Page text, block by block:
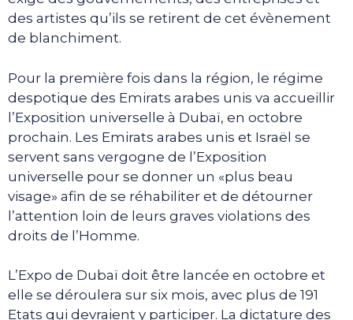
des artistes qu’ils se retirent de cet évènement
de blanchiment.
Pour la première fois dans la région, le régime
despotique des Emirats arabes unis va accueillir
l’Exposition universelle à Dubaï, en octobre
prochain. Les Emirats arabes unis et Israël se
servent sans vergogne de l’Exposition
universelle pour se donner un «plus beau
visage» afin de se réhabiliter et de détourner
l’attention loin de leurs graves violations des
droits de l’Homme.
L’Expo de Dubaï doit être lancée en octobre et
elle se déroulera sur six mois, avec plus de 191
Etats qui devraient y participer. La dictature des